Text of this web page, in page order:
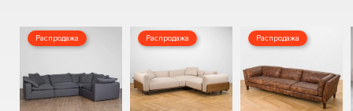
Распродажа Распродажа Распродажа